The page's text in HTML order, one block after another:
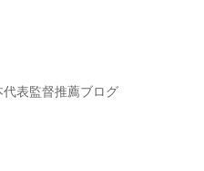
表監督推薦ブログ